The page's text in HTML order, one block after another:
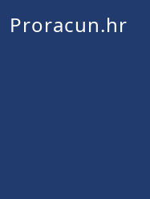
Proracun.hr